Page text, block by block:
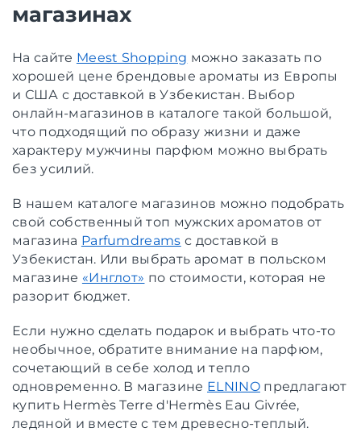
магазинах
На сайте Meest Shopping можно заказать по
хорошей цене брендовые ароматы из Европы
и США с доставкой в Узбекистан. Выбор
онлайн-магазинов в каталоге такой большой,
что подходящий по образу жизни и даже
характеру мужчины парфюм можно выбрать
без усилий.
В нашем каталоге магазинов можно подобрать
свой собственный топ мужских ароматов от
магазина Parfumdreams с доставкой в
Узбекистан. Или выбрать аромат в польском
магазине «Инглот» по стоимости, которая не
разорит бюджет.
Если нужно сделать подарок и выбрать что-то
необычное, обратите внимание на парфюм,
сочетающий в себе холод и тепло
одновременно. В магазине ELNINOпредлагают
купить Hermès Terre d'Hermès Eau Givrée,
ледяной и вместе с тем древесно-теплый.